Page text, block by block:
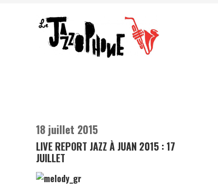
18 juillet 2015
LIVE REPORT JAZZ À JUAN 2015 : 17
JUILLET